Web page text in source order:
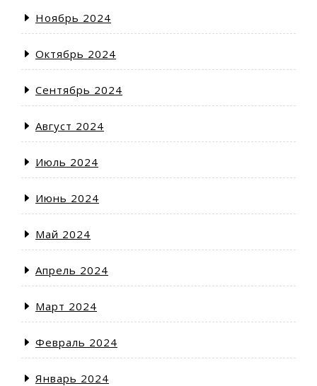
Ноябрь 2024
Октябрь 2024
Сентябрь 2024
Август 2024
Июль 2024
Июнь 2024
Май 2024
Апрель 2024
Март 2024
Февраль 2024
Январь 2024